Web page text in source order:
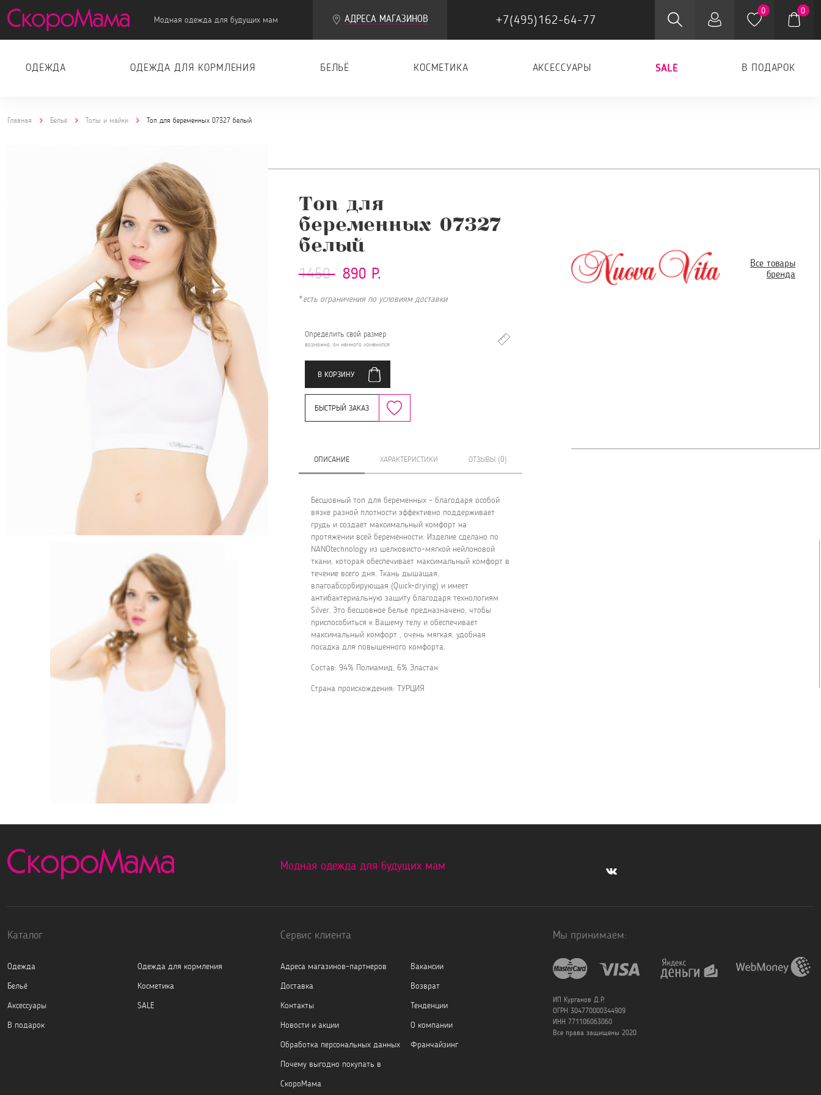
Модная одежда для будущих мам АДРЕСА МАГАЗИНОВ +7(495)162-64-77
0 0
ОДЕЖДА ОДЕЖДА ДЛЯ КОРМЛЕНИЯ БЕЛЬЁ КОСМЕТИКА АКСЕССУАРЫ SALE В ПОДАРОК
Главная Бельё Топы и майки Топ для беременных 07327 белый
Топ для
беременных 07327
белый
1450 890 Р.
*есть ограничения по условиям доставки
Определить свой размер
возможно, он немного изменился
В КОРЗИНУ
БЫСТРЫЙ ЗАКАЗ
ОПИСАНИЕ ХАРАКТЕРИСТИКИ ОТЗЫВЫ (0)
Бесшовный топ для беременных – благодаря особой
вязке разной плотности эффективно поддерживает
грудь и создает максимальный комфорт на
протяжении всей беременности. Изделие сделано по
NANOtechnology из шелковисто-мягкой нейлоновой
ткани, которая обеспечивает максимальный комфорт в
течение всего дня. Ткань дышащая,
влагоабсорбирующая (Quick-drying) и имеет
антибактериальную защиту благодаря технологиям
Silver. Это бесшовное белье предназначено, чтобы
приспособиться к Вашему телу и обеспечивает
максимальный комфорт , очень мягкая, удобная
посадка для повышенного комфорта.
Состав: 94% Полиамид, 6% Эластан
Страна происхождения: ТУРЦИЯ
Все товары
бренда
Модная одежда для будущих мам
Каталог
Одежда
Одежда для кормления
Бельё
Косметика
Аксессуары
SALE
В подарок
Сервис клиента
Адреса магазинов-партнеров
Вакансии
Доставка
Возврат
Контакты
Тенденции
Новости и акции
О компании
Обработка персональных данных
Франчайзинг
Почему выгодно покупать в
СкороМама
Мы принимаем:
ИП Курганов Д.Р.
ОГРН 304770000344909
ИНН 771106063060
Все права защищены 2020